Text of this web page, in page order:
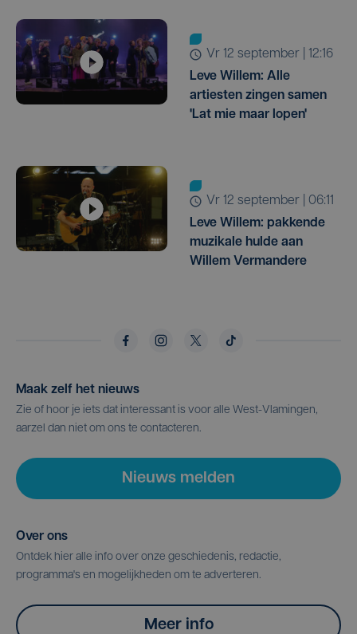
vr 12 september | 12:16
Leve Willem: Alle
artiesten zingen samen
'Lat mie maar lopen'
vr 12 september | 06:11
Leve Willem: pakkende
muzikale hulde aan
Willem Vermandere
Maak zelf het nieuws
Zie of hoor je iets dat interessant is voor alle West-Vlamingen,
aarzel dan niet om ons te contacteren.
Nieuws melden
Over ons
Ontdek hier alle info over onze geschiedenis, redactie,
programma's en mogelijkheden om te adverteren.
Meer info